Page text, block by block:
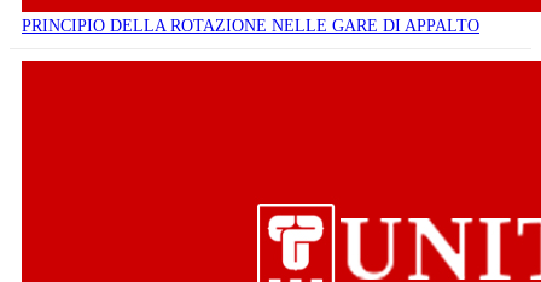
PRINCIPIO DELLA ROTAZIONE NELLE GARE DI APPALTO